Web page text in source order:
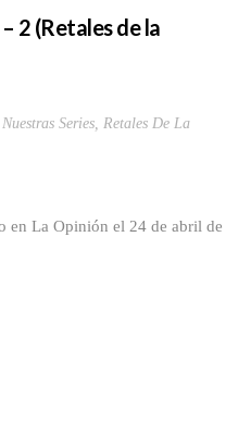
2 (Retales de la
Nuestras Series, Retales De La
en La Opinión el 24 de abril de